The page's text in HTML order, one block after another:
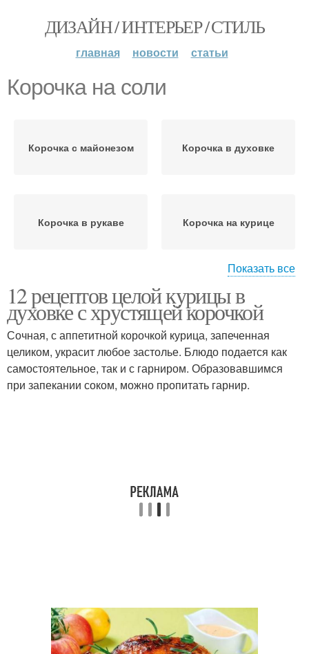
ДИЗАЙН / ИНТЕРЬЕР / СТИЛЬ
главная новости статьи
Корочка на соли
Корочка с майонезом Корочка в духовке
Корочка в рукаве Корочка на курице
Курица на соли Корочка с картошкой
Курочка с корочкой
Показать все
12 рецептов целой курицы в
духовке с хрустящей корочкой
Сочная, с аппетитной корочкой курица, запеченная
целиком, украсит любое застолье. Блюдо подается как
самостоятельное, так и с гарниром. Образовавшимся
при запекании соком, можно пропитать гарнир.